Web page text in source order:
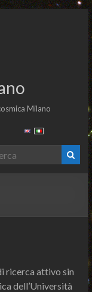
Milano
ricerca attivo sin
dell’Università